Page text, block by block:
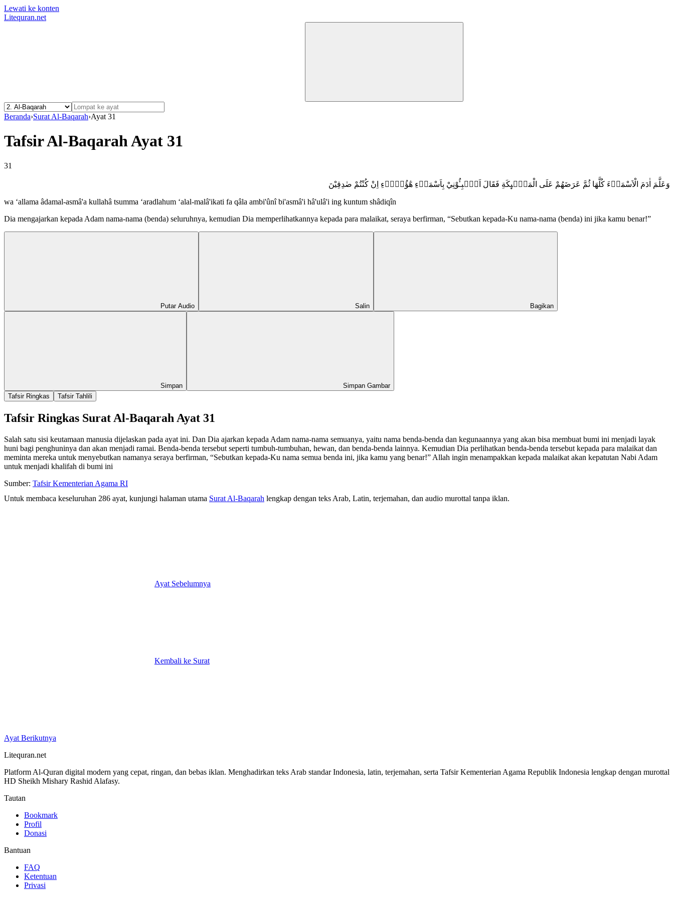
Lewati ke konten
Litequran.net
Beranda›Surat Al-Baqarah›Ayat 31
Tafsir Al-Baqarah Ayat 31
31
وَعَلَّمَ اٰدَمَ الْاَسْمَاۤءَ كُلَّهَا ثُمَّ عَرَضَهُمْ عَلَى الْمَلٰۤىِٕكَةِ فَقَالَ اَنْۢبِـُٔوْنِيْ بِاَسْمَاۤءِ هٰٓؤُلَاۤءِ اِنْ كُنْتُمْ صٰدِقِيْنَ
wa ‘allama âdamal-asmâ'a kullahâ tsumma ‘aradlahum ‘alal-malâ'ikati fa qâla ambi'ûnî bi'asmâ'i hâ'ulâ'i ing kuntum shâdiqîn
Dia mengajarkan kepada Adam nama-nama (benda) seluruhnya, kemudian Dia memperlihatkannya kepada para malaikat, seraya berfirman, “Sebutkan kepada-Ku nama-nama (benda) ini jika kamu benar!”
Putar Audio Salin Bagikan
Simpan
Simpan Gambar
Tafsir Ringkas
Tafsir Tahlili
Tafsir Ringkas Surat Al-Baqarah Ayat 31
Salah satu sisi keutamaan manusia dijelaskan pada ayat ini. Dan Dia ajarkan kepada Adam nama-nama semuanya, yaitu nama benda-benda dan kegunaannya yang akan bisa membuat bumi ini menjadi layak
huni bagi penghuninya dan akan menjadi ramai. Benda-benda tersebut seperti tumbuh-tumbuhan, hewan, dan benda-benda lainnya. Kemudian Dia perlihatkan benda-benda tersebut kepada para malaikat dan
meminta mereka untuk menyebutkan namanya seraya berfirman, “Sebutkan kepada-Ku nama semua benda ini, jika kamu yang benar!” Allah ingin menampakkan kepada malaikat akan kepatutan Nabi Adam
untuk menjadi khalifah di bumi ini
Sumber: Tafsir Kementerian Agama RI
Untuk membaca keseluruhan 286 ayat, kunjungi halaman utama Surat Al-Baqarah lengkap dengan teks Arab, Latin, terjemahan, dan audio murottal tanpa iklan.
Ayat Sebelumnya
Kembali ke Surat
Ayat Berikutnya
Litequran.net
Platform Al-Quran digital modern yang cepat, ringan, dan bebas iklan. Menghadirkan teks Arab standar Indonesia, latin, terjemahan, serta Tafsir Kementerian Agama Republik Indonesia lengkap dengan murottal
HD Sheikh Mishary Rashid Alafasy.
Tautan
Bookmark
Profil
Donasi
Bantuan
FAQ
Ketentuan
Privasi